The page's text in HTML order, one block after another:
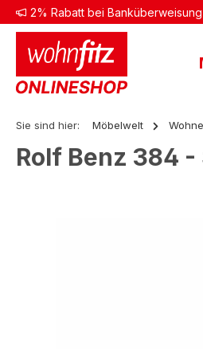
Hauptinhalt springen
Zur Suche springen
Zur Hauptnavigation springen
2% Rabatt bei Banküberweisung
Sie sind hier: Möbelwelt
Rolf Benz 384